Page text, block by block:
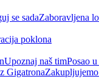
se sadaZaboravljena
poklona
Upoznaj naš timPosao
Gigatrona